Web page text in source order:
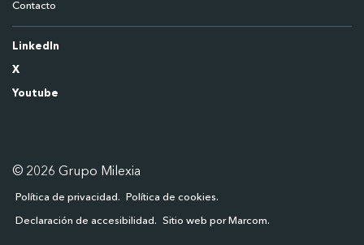
Contacto
LinkedIn
X
Youtube
© 2026 Grupo Milexia
Política de privacidad Política de cookies
Declaración de accesibilidad Sitio web por Marcom